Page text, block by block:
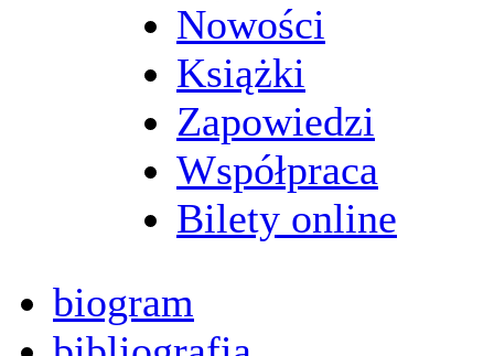
Nowości
Książki
Zapowiedzi
Współpraca
Bilety online
biogram